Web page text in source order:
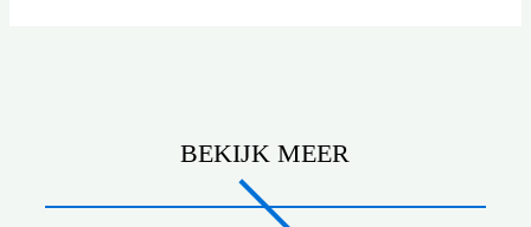
BEKIJK MEER